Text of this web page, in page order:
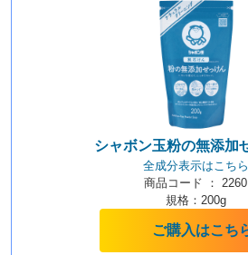
シャボン玉粉の無添加
全成分表示はこちら
商品コード ： 2260
規格：200g
ご購入はこち